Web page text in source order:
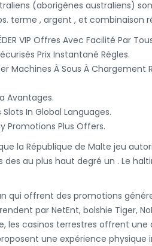
(aborigènes australiens)
terme , argent , et combinaison
VIP Offres Avec Facilité Par
Prix Instantané Règles.
Machines À Sous À Chargement
Avantages.
In Global Languages.
Promotions Plus Offers.
la République de Malte jeu
des au plus haut degré un . Le
qui offrent des promotions
par NetEnt, bolshie Tiger,
les casinos terrestres offrent
une expérience physique